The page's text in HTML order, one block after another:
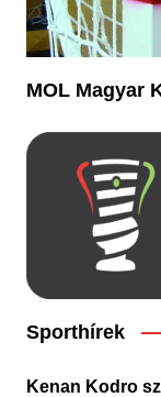
MOL Magyar
Sporthírek
Kenan Kodro